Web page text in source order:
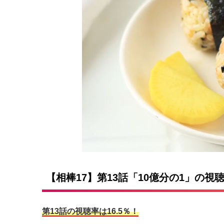
【相棒17】第13話「10億分の1」の視
第13話の視聴率は16.5％！